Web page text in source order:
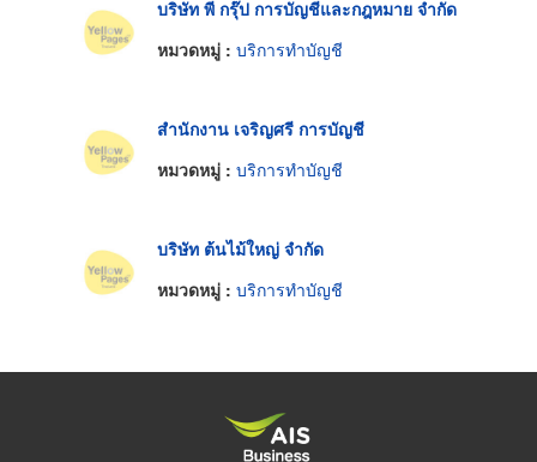
บริษัท พี กรุ๊ป การบัญชีและกฎหมาย จำกัด
หมวดหมู่ : บริการทำบัญชี
สำนักงาน เจริญศรี การบัญชี
หมวดหมู่ : บริการทำบัญชี
บริษัท ต้นไม้ใหญ่ จำกัด
หมวดหมู่ : บริการทำบัญชี